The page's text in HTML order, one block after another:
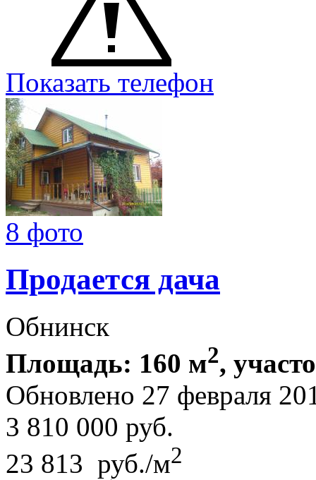
Показать телефон
8 фото
Продается дача
Обнинск
Площадь: 160 м2,
Обновлено 27 февраля
3 810 000 руб.
23 813 руб./м2